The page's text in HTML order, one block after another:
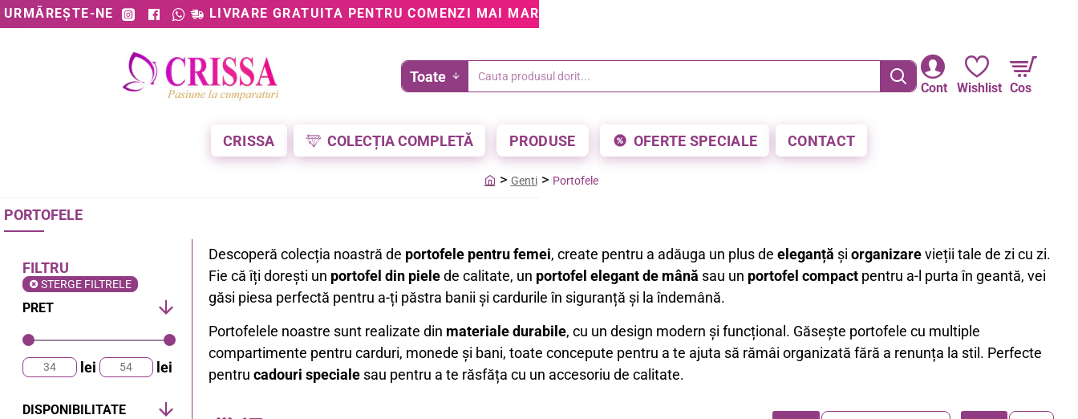
URMĂREȘTE-NE LIVRARE GRATUITA PENTRU COMENZI MAI MARI DE 199 LEI • 5% REDUCERE LA PLATA CU CARDUL
Cont Wishlist Cos
Toate
Cauta
CRISSA COLECȚIA COMPLETĂ PRODUSE OFERTE SPECIALE CONTACT
PORTOFELE
Genti Portofele
FILTRU
STERGE FILTRELE
PRET
lei lei
DISPONIBILITATE
Descoperă colecția noastră de portofele pentru femei, create pentru a adăuga un plus de eleganță și organizarevieții tale de zi cu zi.
Fie că îți dorești un portofel din pielede calitate, un portofel elegant de mână sau un portofel compact pentru a-l purta în geantă, vei
găsi piesa perfectă pentru a-ți păstra banii și cardurile în siguranță și la îndemână.
Portofelele noastre sunt realizate din materiale durabile, cu un design modern și funcțional. Găsește portofele cu multiple
compartimente pentru carduri, monede și bani, toate concepute pentru a te ajuta să rămâi organizată fără a renunța la stil. Perfecte
pentru cadouri speciale sau pentru a te răsfăța cu un accesoriu de calitate.